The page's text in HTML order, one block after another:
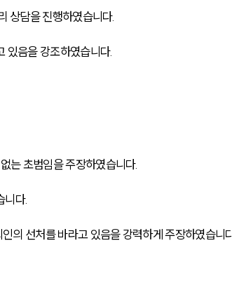
상담을 진행하였습니다.
있음을 강조하였습니다.
는 초범임을 주장하였습니다.
니다.
의 선처를 바라고 있음을 강력하게 주장하였습니